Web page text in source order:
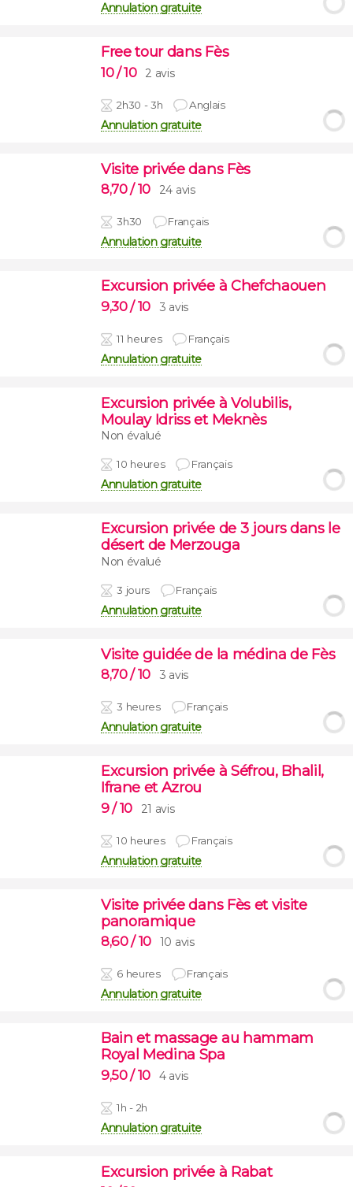
Annulation gratuite
Free tour dans Fès
10/ 10 2 avis
2h30 - 3h Anglais
Annulation gratuite
Visite privée dans Fès
8,70/ 10 24 avis
3h30 Français
Annulation gratuite
Excursion privée à Chefchaouen
9,30/ 10 3 avis
11 heures Français
Annulation gratuite
Excursion privée à Volubilis,
Moulay Idriss et Meknès
Non évalué
10 heures Français
Annulation gratuite
Excursion privée de 3 jours dans le
désert de Merzouga
Non évalué
3 jours Français
Annulation gratuite
Visite guidée de la médina de Fès
8,70/ 10 3 avis
3 heures Français
Annulation gratuite
Excursion privée à Séfrou, Bhalil,
Ifrane et Azrou
9/ 10 21 avis
10 heures Français
Annulation gratuite
Visite privée dans Fès et visite
panoramique
8,60/ 10 10 avis
6 heures Français
Annulation gratuite
Bain et massage au hammam
Royal Medina Spa
9,50/ 10 4 avis
1h - 2h
Annulation gratuite
Excursion privée à Rabat